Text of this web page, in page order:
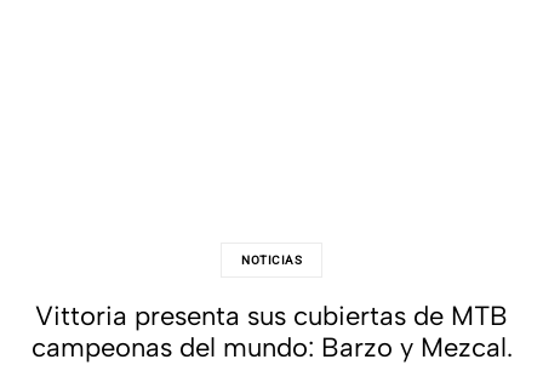
NOTICIAS
Vittoria presenta sus cubiertas de MTB
campeonas del mundo: Barzo y Mezcal.